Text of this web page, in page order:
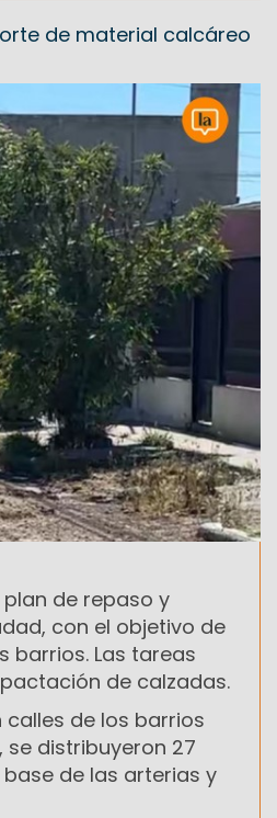
de material calcáreo
de repaso y
con el objetivo de
barrios. Las tareas
de calzadas.
de los barrios
se distribuyeron 27
de las arterias y